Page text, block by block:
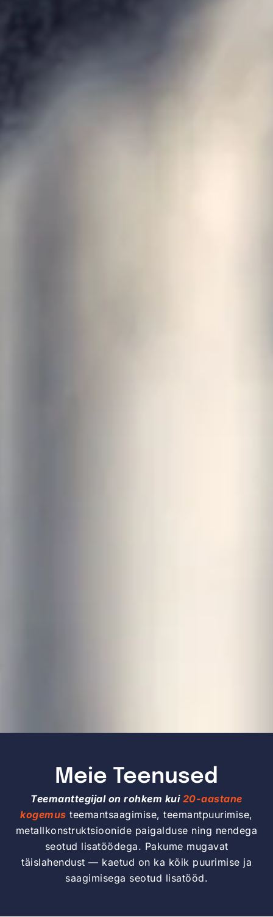
Meie Teenused
Teemanttegijal on rohkem kui 20-aastane
kogemus teemantsaagimise, teemantpuurimise,
metallkonstruktsioonide paigalduse ning nendega
seotud lisatöödega. Pakume mugavat
täislahendust — kaetud on ka kõik puurimise ja
saagimisega seotud lisatööd.